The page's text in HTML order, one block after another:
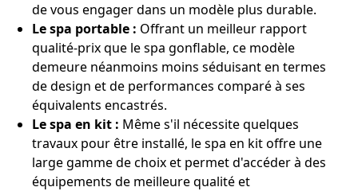
de vous engager dans un modèle plus durable.
Le spa portable : Offrant un meilleur rapport
qualité-prix que le spa gonflable, ce modèle
demeure néanmoins moins séduisant en termes
de design et de performances comparé à ses
équivalents encastrés.
Le spa en kit : Même s'il nécessite quelques
travaux pour être installé, le spa en kit offre une
large gamme de choix et permet d'accéder à des
équipements de meilleure qualité et